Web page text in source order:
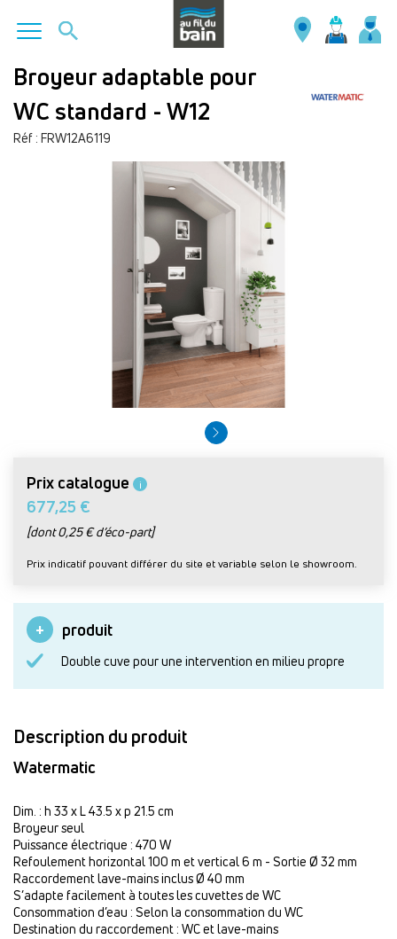
Aller
contenu
principal
Broyeur adaptable pour
WC standard - W12
Réf : FRW12A6119
Prix catalogue i
677,25 €
[dont 0,25 € d’éco-part]
Prix indicatif pouvant différer du site et variable selon le showroom.
produit
Double cuve pour une intervention en milieu propre
Description du produit
Watermatic
Dim. : h 33 x L 43.5 x p 21.5 cm
Broyeur seul
Puissance électrique : 470 W
Refoulement horizontal 100 m et vertical 6 m - Sortie Ø 32 mm
Raccordement lave-mains inclus Ø 40 mm
S’adapte facilement à toutes les cuvettes de WC
Consommation d’eau : Selon la consommation du WC
Destination du raccordement : WC et lave-mains